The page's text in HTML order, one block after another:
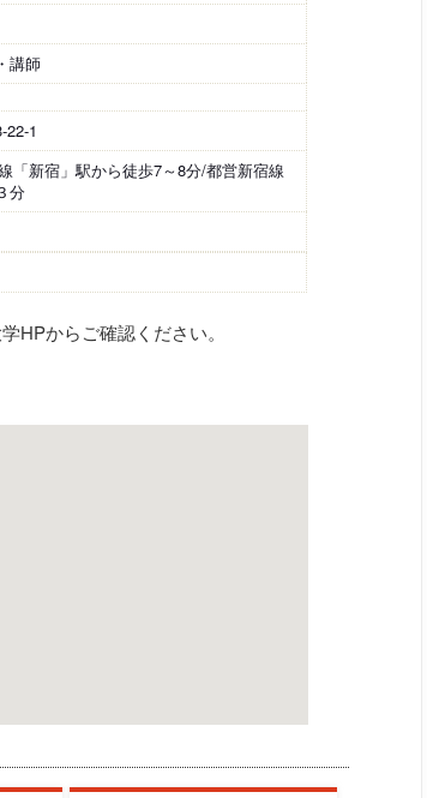
講師
22-1
「新宿」駅から徒歩7～8分/都営新宿線
分
HPからご確認ください。